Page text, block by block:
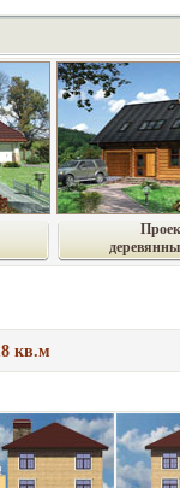
кв.м